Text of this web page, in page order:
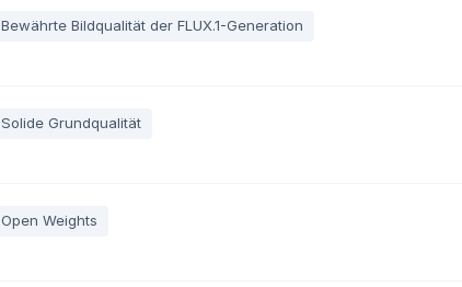
Bewährte Bildqualität der FLUX.1-Generation
Solide Grundqualität
Open Weights